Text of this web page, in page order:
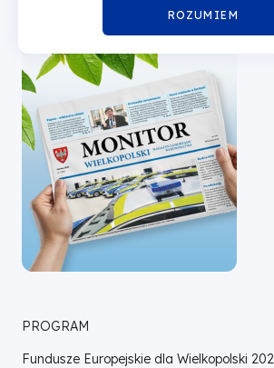
ROZUMIEM
Wielkopolski
PROGRAM
Fundusze Europejskie dla Wielkopolski